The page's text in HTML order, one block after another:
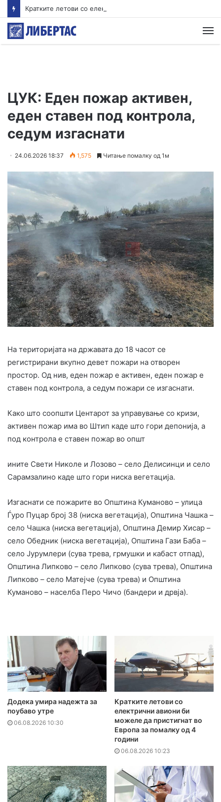
ЦУК: Еден пожар активен,
еден ставен под контрола,
седум изгаснати
24.06.2026 18:37 1,575 Читање помалку од 1м
На територијата на државата до 18 часот се
регистрирани вкупно девет пожари на отворен
простор. Од нив, еден пожар е активен, еден пожар е
ставен под контрола, а седум пожари се изгаснати.
Како што соопшти Центарот за управување со кризи,
активен пожар има во Штип каде што гори депонија, а
под контрола е ставен пожар во општ
ините Свети Николе и Лозово – село Делисинци и село
Сарамзалино каде што гори ниска вегетација.
Изгаснати се пожарите во Општина Куманово – улица
Ѓуро Пуцар број 38 (ниска вегетација), Општина Чашка –
село Чашка (ниска вегетација), Општина Демир Хисар –
село Обедник (ниска вегетација), Општина Гази Баба –
село Јурумлери (сува трева, грмушки и кабаст отпад),
Општина Липково – село Липково (сува трева), Општина
Липково – село Матејче (сува трева) и Општина
Куманово – населба Перо Чичо (бандери и дрвја).
Додека умира надежта за
поубаво утре
06.08.2026 10:30
Кратките летови со
електрични авиони би
можеле да пристигнат во
Европа за помалку од 4
години
06.08.2026 10:23